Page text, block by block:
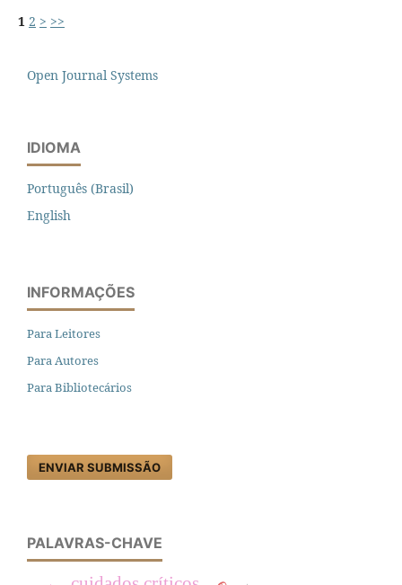
1 2 > >>
Open Journal Systems
IDIOMA
Português (Brasil)
English
INFORMAÇÕES
Para Leitores
Para Autores
Para Bibliotecários
ENVIAR SUBMISSÃO
PALAVRAS-CHAVE